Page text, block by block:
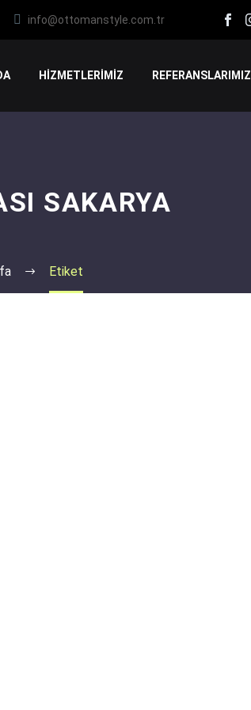
info@ottomanstyle.com.tr
HİZMETLERİMİZ REFERANSLARIMIZ
SAKARYA
Etiket